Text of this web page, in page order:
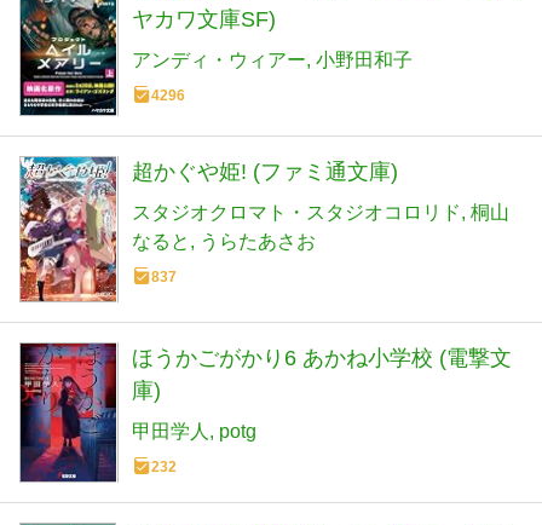
ヤカワ文庫SF)
アンディ・ウィアー 小野田和子
4296
超かぐや姫! (ファミ通文庫)
スタジオクロマト・スタジオコロリド 桐山
なると
うらたあさお
837
ほうかごがかり6 あかね小学校 (電撃文
庫)
甲田学人 potg
232